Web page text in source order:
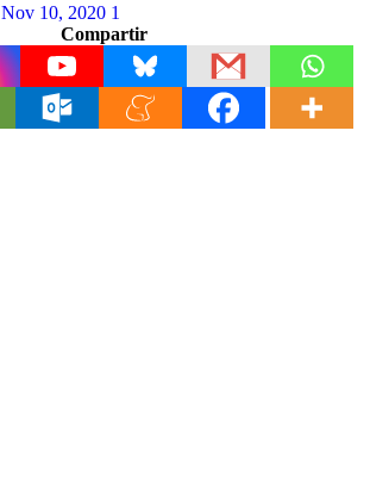
Nov 10, 2020 1
Compartir